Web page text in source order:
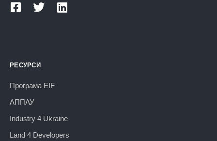
РЕСУРСИ
Програма EIF
АППАУ
Industry 4 Ukraine
Land 4 Developers